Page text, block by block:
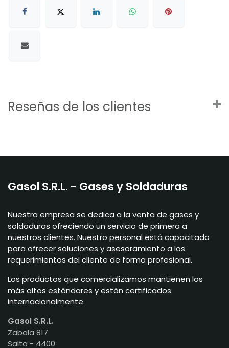
Reseñas de los clientes
Gasol S.R.L. - Gases y Soldaduras
Nuestra empresa se dedica a la venta de gases y
soldaduras ofreciendo un servicio de primera a
nuestros clientes. Nuestro personal está capacitado
para ofrecer soluciones y asesoramiento a los
requerimientos del cliente de forma profesional.
Los productos que comercializamos mantienen los
más altos estándares y están certificados
internacionalmente.
Gasol S.R.L.
Zabala 817
Salta - 4400